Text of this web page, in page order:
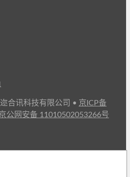
合讯科技有限公司 • 京ICP备
京公网安备 11010502053266号